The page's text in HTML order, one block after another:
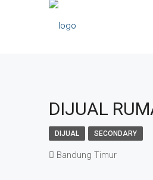
DIJUAL
DIJUAL SECONDARY
Bandung Timur